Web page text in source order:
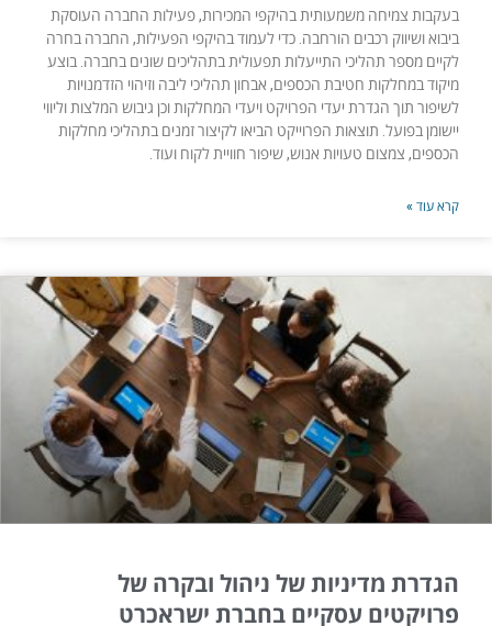
בעקבות צמיחה משמעותית בהיקפי המכירות, פעילות החברה העוסקת
ביבוא ושיווק רכבים הורחבה. כדי לעמוד בהיקפי הפעילות, החברה בחרה
לקיים מספר תהליכי התייעלות תפעולית בתהליכים שונים בחברה. בוצע
מיקוד במחלקות חטיבת הכספים, אבחון תהליכי ליבה וזיהוי הזדמנויות
לשיפור תוך הגדרת יעדי הפרויקט ויעדי המחלקות וכן גיבוש המלצות וליווי
יישומן בפועל. תוצאות הפרוייקט הביאו לקיצור זמנים בתהליכי מחלקות
הכספים, צמצום טעויות אנוש, שיפור חוויית לקוח ועוד.
קרא עוד »
הגדרת מדיניות של ניהול ובקרה של
פרויקטים עסקיים בחברת ישראכרט